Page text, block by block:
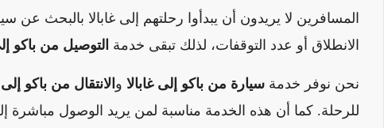
المسافرين لا يريدون أن يبدأوا رحلتهم إلى غابالا بالبحث
الانطلاق أو عدد التوقفات، لذلك تبقى خدمة التوصيل من باكو
نحن نوفر خدمة سيارة من باكو إلى غابالا و الانتقال من باكو
للرحلة. كما أن هذه الخدمة مناسبة لمن يريد الوصول مباشرة